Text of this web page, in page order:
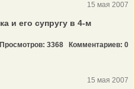
15 мая 2007
и его супругу в 4-м
Просмотров: 3368 Комментариев: 0
15 мая 2007